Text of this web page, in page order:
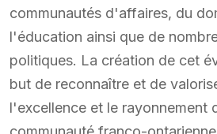
communautés d'affaires, du
l'éducation ainsi que de
politiques. La création de cet
but de reconnaître et de
l'excellence et le rayonnement